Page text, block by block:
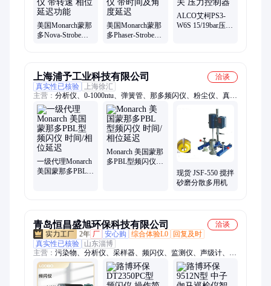
测量仪、定向测定γ、便携式辐射、热释光个人
美国Monarch蒙那
多Nova-Strobe
美国Monarch蒙那
多Phaser-Strobe
ALCO艾柯PS3-
W6S 15/19bar压力
上海浦予工业科技有限公司
洽谈
真实性已核验
上海徐汇
主营： 分析仪、0-1000ntu、弹簧管、那多频闪仪、粉尘仪、真空
表、测量仪、水分仪、高度计、给皂机、粉碎机、计量片、辐射
仪、cr-100-tu、活度仪、混匀仪、润滑油、露点仪、水质铁、涂
布器、0-2000ppm、台式带、测尘仪、测氡仪、pm240-iii、粘度
计
一级代理Monarch
美国蒙那多PBL型
Monarch 美国蒙那
多PBL型频闪仪
现货 JSF-550 搅拌
砂磨分散多用机
青岛恒昌盛旭环保科技有限公司
洽谈
2年 厂 安心购 综合体验L0
回复及时
真实性已核验
山东淄博
主营： 污染物、分析仪、采样器、频闪仪、监测仪、声级计、探
测仪、检测器、测汞仪、检测仪、沥青烟、报警器、风速仪、直
读仪、测试仪、切割器、测定仪、沸水浴、传感器、安全柜、检